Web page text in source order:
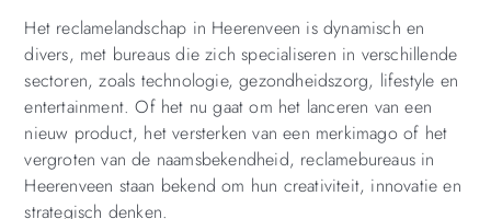
Het reclamelandschap in Heerenveen is dynamisch en
divers, met bureaus die zich specialiseren in verschillende
sectoren, zoals technologie, gezondheidszorg, lifestyle en
entertainment. Of het nu gaat om het lanceren van een
nieuw product, het versterken van een merkimago of het
vergroten van de naamsbekendheid, reclamebureaus in
Heerenveen staan bekend om hun creativiteit, innovatie en
strategisch denken.